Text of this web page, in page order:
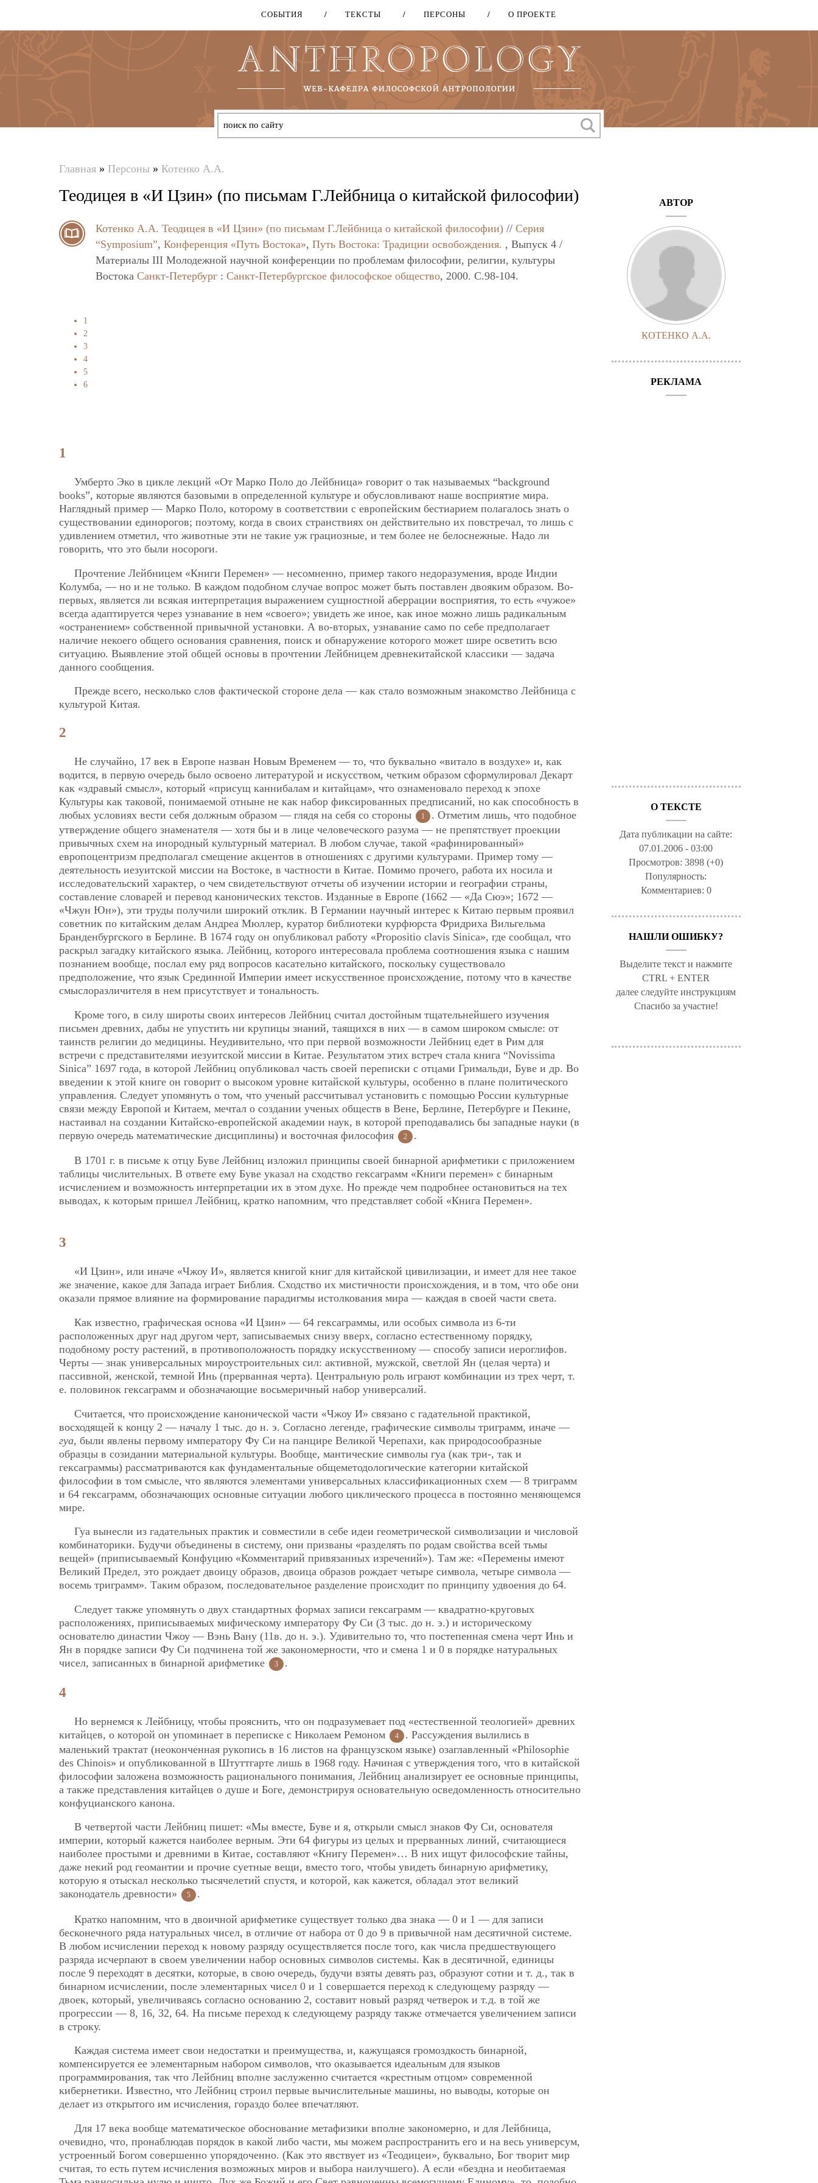
Перейти
основному
содержанию
СОБЫТИЯ ТЕКСТЫ ПЕРСОНЫ О ПРОЕКТЕ
здесь
Главная » Персоны » Котенко А.А.
Теодицея в «И Цзин» (по письмам Г.Лейбница о китайской философии)
Котенко А.А. Теодицея в «И Цзин» (по письмам Г.Лейбница о китайской философии) // Серия
“Symposium”, Конференция «Путь Востока», Путь Востока: Традиции освобождения. , Выпуск 4 /
Материалы III Молодежной научной конференции по проблемам философии, религии, культуры
Востока Санкт-Петербург : Санкт-Петербургское философское общество, 2000. C.98-104.
1
2
3
4
5
6
1
Умберто Эко в цикле лекций «От Марко Поло до Лейбница» говорит о так называемых “background
books”, которые являются базовыми в определенной культуре и обусловливают наше восприятие мира.
Наглядный пример — Марко Поло, которому в соответствии с европейским бестиарием полагалось знать о
существовании единорогов; поэтому, когда в своих странствиях он действительно их повстречал, то лишь с
удивлением отметил, что животные эти не такие уж грациозные, и тем более не белоснежные. Надо ли
говорить, что это были носороги.
Прочтение Лейбницем «Книги Перемен» — несомненно, пример такого недоразумения, вроде Индии
Колумба, — но и не только. В каждом подобном случае вопрос может быть поставлен двояким образом. Во-
первых, является ли всякая интерпретация выражением сущностной аберрации восприятия, то есть «чужое»
всегда адаптируется через узнавание в нем «своего»; увидеть же иное, как иное можно лишь радикальным
«остранением» собственной привычной установки. А во-вторых, узнавание само по себе предполагает
наличие некоего общего основания сравнения, поиск и обнаружение которого может шире осветить всю
ситуацию. Выявление этой общей основы в прочтении Лейбницем древнекитайской классики — задача
данного сообщения.
Прежде всего, несколько слов фактической стороне дела — как стало возможным знакомство Лейбница с
культурой Китая.
2
Не случайно, 17 век в Европе назван Новым Временем — то, что буквально «витало в воздухе» и, как
водится, в первую очередь было освоено литературой и искусством, четким образом сформулировал Декарт
как «здравый смысл», который «присущ каннибалам и китайцам», что ознаменовало переход к эпохе
Культуры как таковой, понимаемой отныне не как набор фиксированных предписаний, но как способность в
любых условиях вести себя должным образом — глядя на себя со стороны
1
. Отметим лишь, что подобное
утверждение общего знаменателя — хотя бы и в лице человеческого разума — не препятствует проекции
привычных схем на инородный культурный материал. В любом случае, такой «рафинированный»
европоцентризм предполагал смещение акцентов в отношениях с другими культурами. Пример тому —
деятельность иезуитской миссии на Востоке, в частности в Китае. Помимо прочего, работа их носила и
исследовательский характер, о чем свидетельствуют отчеты об изучении истории и географии страны,
составление словарей и перевод канонических текстов. Изданные в Европе (1662 — «Да Сюэ»; 1672 —
«Чжун Юн»), эти труды получили широкий отклик. В Германии научный интерес к Китаю первым проявил
советник по китайским делам Андреа Мюллер, куратор библиотеки курфюрста Фридриха Вильгельма
Бранденбургского в Берлине. В 1674 году он опубликовал работу «Propositio clavis Sinica», где сообщал, что
раскрыл загадку китайского языка. Лейбниц, которого интересовала проблема соотношения языка с нашим
познанием вообще, послал ему ряд вопросов касательно китайского, поскольку существовало
предположение, что язык Срединной Империи имеет искусственное происхождение, потому что в качестве
смыслоразличителя в нем присутствует и тональность.
Кроме того, в силу широты своих интересов Лейбниц считал достойным тщательнейшего изучения
письмен древних, дабы не упустить ни крупицы знаний, таящихся в них — в самом широком смысле: от
таинств религии до медицины. Неудивительно, что при первой возможности Лейбниц едет в Рим для
встречи с представителями иезуитской миссии в Китае. Результатом этих встреч стала книга “Novissima
Sinica” 1697 года, в которой Лейбниц опубликовал часть своей переписки с отцами Гримальди, Буве и др. Во
введении к этой книге он говорит о высоком уровне китайской культуры, особенно в плане политического
управления. Следует упомянуть о том, что ученый рассчитывал установить с помощью России культурные
связи между Европой и Китаем, мечтал о создании ученых обществ в Вене, Берлине, Петербурге и Пекине,
настаивал на создании Китайско-европейской академии наук, в которой преподавались бы западные науки (в
первую очередь математические дисциплины) и восточная философия
2 .
В 1701 г. в письме к отцу Буве Лейбниц изложил принципы своей бинарной арифметики с приложением
таблицы числительных. В ответе ему Буве указал на сходство гексаграмм «Книги перемен» с бинарным
исчислением и возможность интерпретации их в этом духе. Но прежде чем подробнее остановиться на тех
выводах, к которым пришел Лейбниц, кратко напомним, что представляет собой «Книга Перемен».
3
«И Цзин», или иначе «Чжоу И», является книгой книг для китайской цивилизации, и имеет для нее такое
же значение, какое для Запада играет Библия. Сходство их мистичности происхождения, и в том, что обе они
оказали прямое влияние на формирование парадигмы истолкования мира — каждая в своей части света.
Как известно, графическая основа «И Цзин» — 64 гексаграммы, или особых символа из 6-ти
расположенных друг над другом черт, записываемых снизу вверх, согласно естественному порядку,
подобному росту растений, в противоположность порядку искусственному — способу записи иероглифов.
Черты — знак универсальных мироустроительных сил: активной, мужской, светлой Ян (целая черта) и
пассивной, женской, темной Инь (прерванная черта). Центральную роль играют комбинации из трех черт, т.
е. половинок гексаграмм и обозначающие восьмеричный набор универсалий.
Считается, что происхождение канонической части «Чжоу И» связано с гадательной практикой,
восходящей к концу 2 — началу 1 тыс. до н. э. Согласно легенде, графические символы триграмм, иначе —
гуа, были явлены первому императору Фу Си на панцире Великой Черепахи, как природосообразные
образцы в созидании материальной культуры. Вообще, мантические символы гуа (как три-, так и
гексаграммы) рассматриваются как фундаментальные общеметодологические категории китайской
философии в том смысле, что являются элементами универсальных классификационных схем — 8 триграмм
и 64 гексаграмм, обозначающих основные ситуации любого циклического процесса в постоянно меняющемся
мире.
Гуа вынесли из гадательных практик и совместили в себе идеи геометрической символизации и числовой
комбинаторики. Будучи объединены в систему, они призваны «разделять по родам свойства всей тьмы
вещей» (приписываемый Конфуцию «Комментарий привязанных изречений»). Там же: «Перемены имеют
Великий Предел, это рождает двоицу образов, двоица образов рождает четыре символа, четыре символа —
восемь триграмм». Таким образом, последовательное разделение происходит по принципу удвоения до 64.
Следует также упомянуть о двух стандартных формах записи гексаграмм — квадратно-круговых
расположениях, приписываемых мифическому императору Фу Си (3 тыс. до н. э.) и историческому
основателю династии Чжоу — Вэнь Вану (11в. до н. э.). Удивительно то, что постепенная смена черт Инь и
Ян в порядке записи Фу Си подчинена той же закономерности, что и смена 1 и 0 в порядке натуральных
чисел, записанных в бинарной арифметике
3 .
4
Но вернемся к Лейбницу, чтобы прояснить, что он подразумевает под «естественной теологией» древних
китайцев, о которой он упоминает в переписке с Николаем Ремоном
4
. Рассуждения вылились в
маленький трактат (неоконченная рукопись в 16 листов на французском языке) озаглавленный «Philosophie
des Chinois» и опубликованной в Штуттгарте лишь в 1968 году. Начиная с утверждения того, что в китайской
философии заложена возможность рационального понимания, Лейбниц анализирует ее основные принципы,
а также представления китайцев о душе и Боге, демонстрируя основательную осведомленность относительно
конфуцианского канона.
В четвертой части Лейбниц пишет: «Мы вместе, Буве и я, открыли смысл знаков Фу Си, основателя
империи, который кажется наиболее верным. Эти 64 фигуры из целых и прерванных линий, считающиеся
наиболее простыми и древними в Китае, составляют «Книгу Перемен»… В них ищут философские тайны,
даже некий род геомантии и прочие суетные вещи, вместо того, чтобы увидеть бинарную арифметику,
которую я отыскал несколько тысячелетий спустя, и которой, как кажется, обладал этот великий
законодатель древности»
5 .
Кратко напомним, что в двоичной арифметике существует только два знака — 0 и 1 — для записи
бесконечного ряда натуральных чисел, в отличие от набора от 0 до 9 в привычной нам десятичной системе.
В любом исчислении переход к новому разряду осуществляется после того, как числа предшествующего
разряда исчерпают в своем увеличении набор основных символов системы. Как в десятичной, единицы
после 9 переходят в десятки, которые, в свою очередь, будучи взяты девять раз, образуют сотни и т. д., так в
бинарном исчислении, после элементарных чисел 0 и 1 совершается переход к следующему разряду —
двоек, который, увеличиваясь согласно основанию 2, составит новый разряд четверок и т.д. в той же
прогрессии — 8, 16, 32, 64. На письме переход к следующему разряду также отмечается увеличением записи
в строку.
Каждая система имеет свои недостатки и преимущества, и, кажущаяся громоздкость бинарной,
компенсируется ее элементарным набором символов, что оказывается идеальным для языков
программирования, так что Лейбниц вполне заслуженно считается «крестным отцом» современной
кибернетики. Известно, что Лейбниц строил первые вычислительные машины, но выводы, которые он
делает из открытого им исчисления, гораздо более впечатляют.
Для 17 века вообще математическое обоснование метафизики вполне закономерно, и для Лейбница,
очевидно, что, пронаблюдав порядок в какой либо части, мы можем распространить его и на весь универсум,
устроенный Богом совершенно упорядоченно. (Как это явствует из «Теодицеи», буквально, Бог творит мир
считая, то есть путем исчисления возможных миров и выбора наилучшего). А если «бездна и необитаемая
АВТОР
КОТЕНКО А.А.
РЕКЛАМА
О ТЕКСТЕ
Дата публикации на сайте:
07.01.2006 - 03:00
Просмотров:3898 (+0)
Популярность:
Комментариев: 0
НАШЛИ ОШИБКУ?
Выделите текст и нажмите
CTRL + ENTER
далее следуйте инструкциям
Спасибо за участие!